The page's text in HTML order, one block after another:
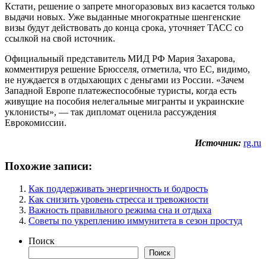
Кстати, решение о запрете многоразовых виз касается только
выдачи новых. Уже выданные многократные шенгенские
визы будут действовать до конца срока, уточняет ТАСС со
ссылкой на свой источник.
Официальный представитель МИД РФ Мария Захарова,
комментируя решение Брюсселя, отметила, что ЕС, видимо,
не нуждается в отдыхающих с деньгами из России. «Зачем
Западной Европе платежеспособные туристы, когда есть
живущие на пособия нелегальные мигранты и украинские
уклонисты», — так дипломат оценила рассуждения
Еврокомиссии.
Источник: rg.ru
Похожие записи:
Как поддерживать энергичность и бодрость
Как снизить уровень стресса и тревожности
Важность правильного режима сна и отдыха
Советы по укреплению иммунитета в сезон простуд
Поиск
Поиск